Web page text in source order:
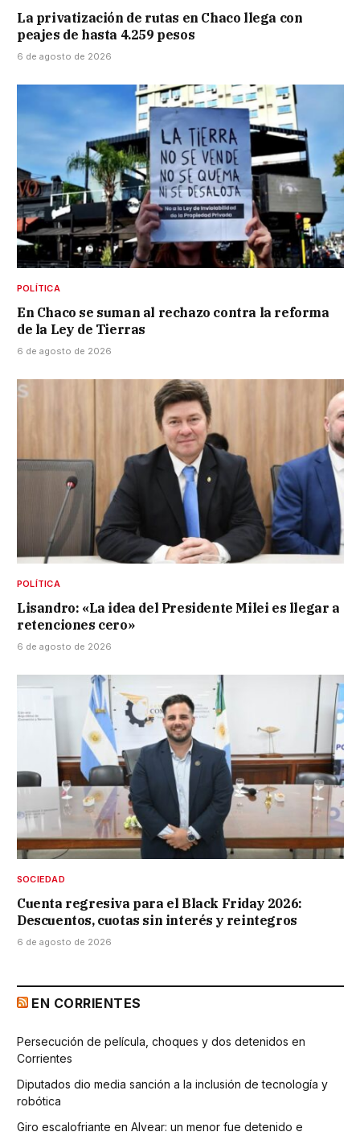
La privatización de rutas en Chaco llega con
peajes de hasta 4.259 pesos
6 de agosto de 2026
POLÍTICA
En Chaco se suman al rechazo contra la reforma
de la Ley de Tierras
6 de agosto de 2026
POLÍTICA
Lisandro: «La idea del Presidente Milei es llegar a
retenciones cero»
6 de agosto de 2026
SOCIEDAD
Cuenta regresiva para el Black Friday 2026:
Descuentos, cuotas sin interés y reintegros
6 de agosto de 2026
EN CORRIENTES
Persecución de película, choques y dos detenidos en
Corrientes
Diputados dio media sanción a la inclusión de tecnología y
robótica
Giro escalofriante en Alvear: un menor fue detenido e